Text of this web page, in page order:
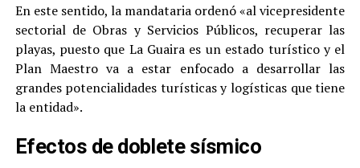
En este sentido, la mandataria ordenó «al vicepresidente
sectorial de Obras y Servicios Públicos, recuperar las
playas, puesto que La Guaira es un estado turístico y el
Plan Maestro va a estar enfocado a desarrollar las
grandes potencialidades turísticas y logísticas que tiene
la entidad».
Efectos de doblete sísmico